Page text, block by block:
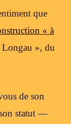
que
« à
», du
de son
statut —